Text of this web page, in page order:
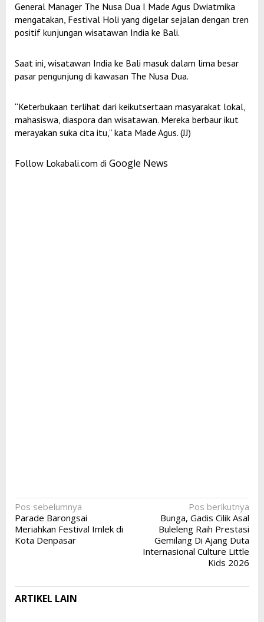
General Manager The Nusa Dua I Made Agus Dwiatmika
mengatakan, Festival Holi yang digelar sejalan dengan tren
positif kunjungan wisatawan India ke Bali.
Saat ini, wisatawan India ke Bali masuk dalam lima besar
pasar pengunjung di kawasan The Nusa Dua.
“Keterbukaan terlihat dari keikutsertaan masyarakat lokal,
mahasiswa, diaspora dan wisatawan. Mereka berbaur ikut
merayakan suka cita itu,” kata Made Agus. (JJ)
Follow Lokabali.com di Google News
Navigasi
pos
Pos sebelumnya
Parade Barongsai
Meriahkan Festival Imlek di
Kota Denpasar
Pos berikutnya
Bunga, Gadis Cilik Asal
Buleleng Raih Prestasi
Gemilang Di Ajang Duta
Internasional Culture Little
Kids 2026
ARTIKEL LAIN